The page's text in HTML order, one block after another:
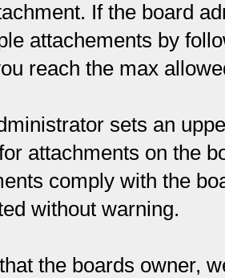
If the board
attachements by
reach the max
sets an
attachments on the
comply with the
without warning.
the boards owner,